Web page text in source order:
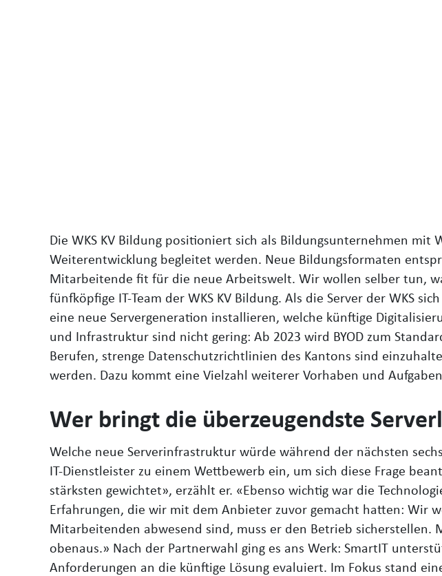
Die WKS KV Bildung positioniert sich als Bildungsunternehmen
Weiterentwicklung begleitet werden. Neue Bildungsformaten
Mitarbeitende fit für die neue Arbeitswelt. Wir wollen selber tun,
fünfköpfige IT-Team der WKS KV Bildung. Als die Server der WKS
eine neue Servergeneration installieren, welche künftige
und Infrastruktur sind nicht gering: Ab 2023 wird BYOD zum
Berufen, strenge Datenschutzrichtlinien des Kantons sind
werden. Dazu kommt eine Vielzahl weiterer Vorhaben und
Wer bringt die überzeugendste
Welche neue Serverinfrastruktur würde während der nächsten
IT-Dienstleister zu einem Wettbewerb ein, um sich diese Frage
stärksten gewichtet», erzählt er. «Ebenso wichtig war die
Erfahrungen, die wir mit dem Anbieter zuvor gemacht hatten: Wir
Mitarbeitenden abwesend sind, muss er den Betrieb sicherstellen.
obenaus.» Nach der Partnerwahl ging es ans Werk: SmartIT
Anforderungen an die künftige Lösung evaluiert. Im Fokus stand